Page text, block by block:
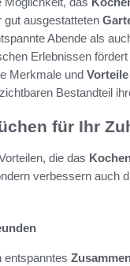
gut ausgestatteten
Abende als
Erlebnissen
Merkmale und
Bestandteil
für Ihr
die das
verbessern auch
entspanntes